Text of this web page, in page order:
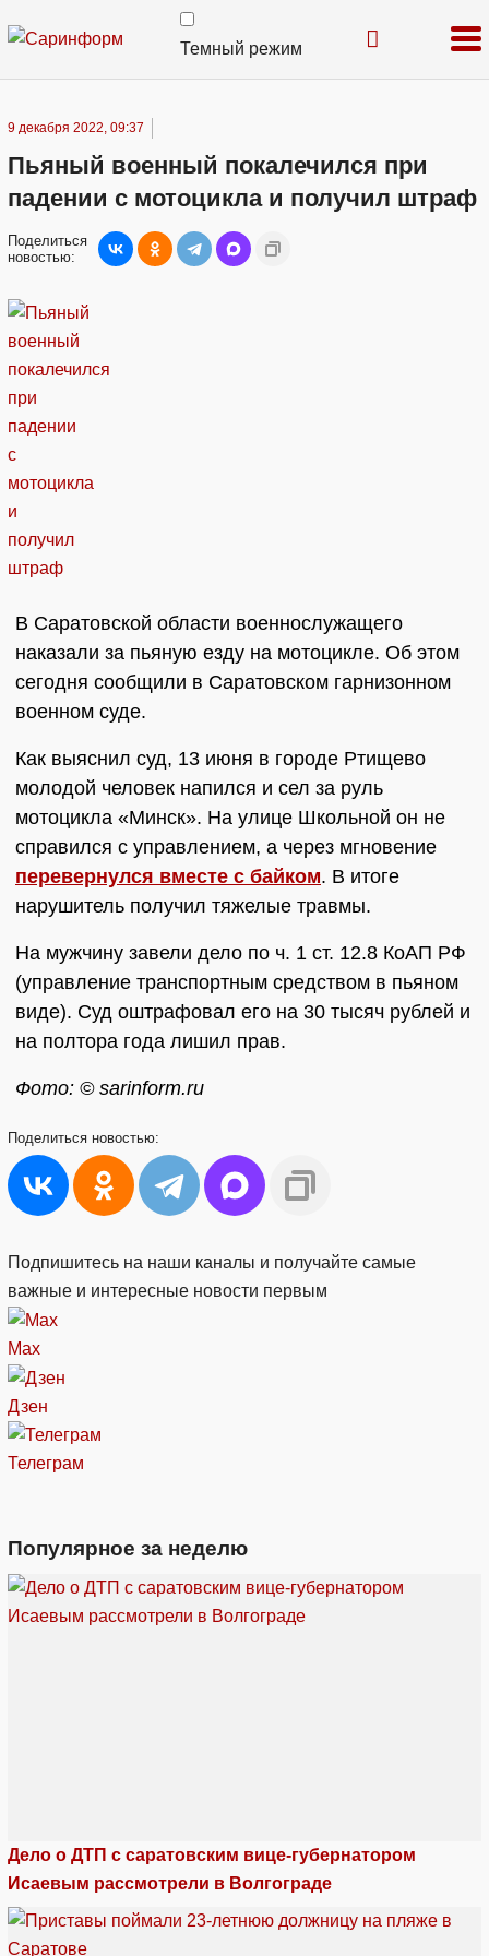
Темный режим
9 декабря 2022, 09:37
Пьяный военный покалечился при
падении с мотоцикла и получил штраф
Поделиться
новостью:
В Саратовской области военнослужащего
наказали за пьяную езду на мотоцикле. Об этом
сегодня сообщили в Саратовском гарнизонном
военном суде.
Как выяснил суд, 13 июня в городе Ртищево
молодой человек напился и сел за руль
мотоцикла «Минск». На улице Школьной он не
справился с управлением, а через мгновение
перевернулся вместе с байком. В итоге
нарушитель получил тяжелые травмы.
На мужчину завели дело по ч. 1 ст. 12.8 КоАП РФ
(управление транспортным средством в пьяном
виде). Суд оштрафовал его на 30 тысяч рублей и
на полтора года лишил прав.
Фото: © sarinform.ru
Поделиться новостью:
Подпишитесь на наши каналы и получайте самые
важные и интересные новости первым
Max
Дзен
Телеграм
Популярное за неделю
Дело о ДТП с саратовским вице-губернатором
Исаевым рассмотрели в Волгограде